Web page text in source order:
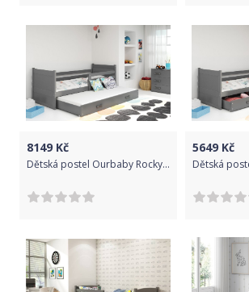
8149 Kč
Dětská postel Ourbaby Rocky 190x80 cm
5649 Kč